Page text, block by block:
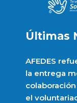
Últimas
AFEDES
la entrega
el